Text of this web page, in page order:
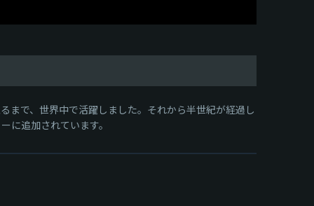
まで、世界中で活躍しました。それから半世紀が経過し
に追加されています。